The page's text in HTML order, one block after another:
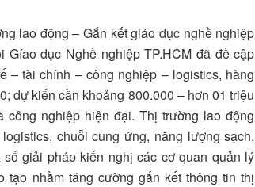
lao động – Gắn kết giáo dục nghề nghiệp
Gíao dục Nghề nghiệp TP.HCM đã đề cập
– tài chính – công nghiệp – logistics, hàng
dự kiến cần khoảng 800.000 – hơn 01 triệu
nghiệp hiện đại. Thị trường lao động
chuỗi cung ứng, năng lượng sạch,
giải pháp kiến nghị các cơ quan quản lý
nhằm tăng cường gắn kết thông tin thị